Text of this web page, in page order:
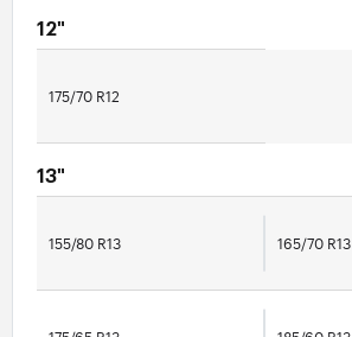
12"
175/70 R12
13"
155/80 R13 165/70 R13